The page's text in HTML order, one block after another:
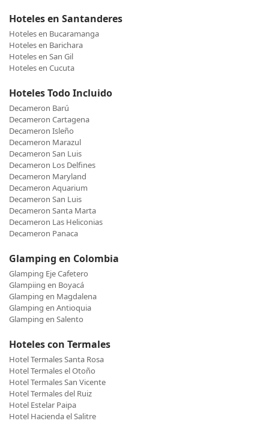
Hoteles en Santanderes
Hoteles en Bucaramanga
Hoteles en Barichara
Hoteles en San Gil
Hoteles en Cucuta
Hoteles Todo Incluido
Decameron Barú
Decameron Cartagena
Decameron Isleño
Decameron Marazul
Decameron San Luis
Decameron Los Delfines
Decameron Maryland
Decameron Aquarium
Decameron San Luis
Decameron Santa Marta
Decameron Las Heliconias
Decameron Panaca
Glamping en Colombia
Glamping Eje Cafetero
Glampiing en Boyacá
Glamping en Magdalena
Glamping en Antioquia
Glamping en Salento
Hoteles con Termales
Hotel Termales Santa Rosa
Hotel Termales el Otoño
Hotel Termales San Vicente
Hotel Termales del Ruiz
Hotel Estelar Paipa
Hotel Hacienda el Salitre